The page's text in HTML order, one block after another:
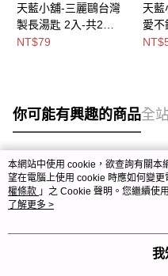
天藍小舖-三麗鷗台灣
製長湯匙 2入-共2
色-$79【A11115704】
NT$79
天藍
愛不
色-
你可能有興趣的商品全
熱門標籤
本網站中使用 cookie，欲查詢有關本
望在電腦上使用 cookie 時應如何變
權條款 」之 Cookie 聲明。您繼續使
用條款之 Cookie 聲明使用 cookie。
了解更多 >
我